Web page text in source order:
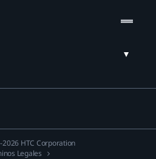
HTC Corporation
Legales